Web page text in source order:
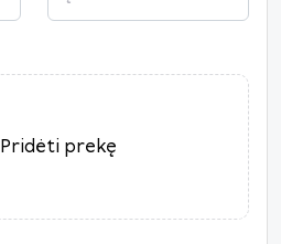
A T K Pn Š S
4 5 6
Pridėti prekę